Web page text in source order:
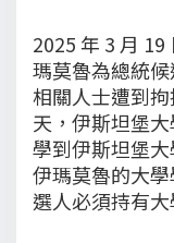
2025 年 3 月
瑪莫魯為總統
相關人士遭到
天，伊斯坦堡
學到伊斯坦堡
伊瑪莫魯的大
選人必須持有大